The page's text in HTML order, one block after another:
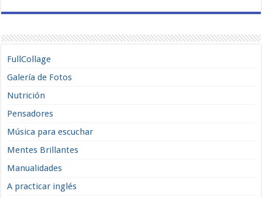
FullCollage
Galería de Fotos
Nutrición
Pensadores
Música para escuchar
Mentes Brillantes
Manualidades
A practicar inglés